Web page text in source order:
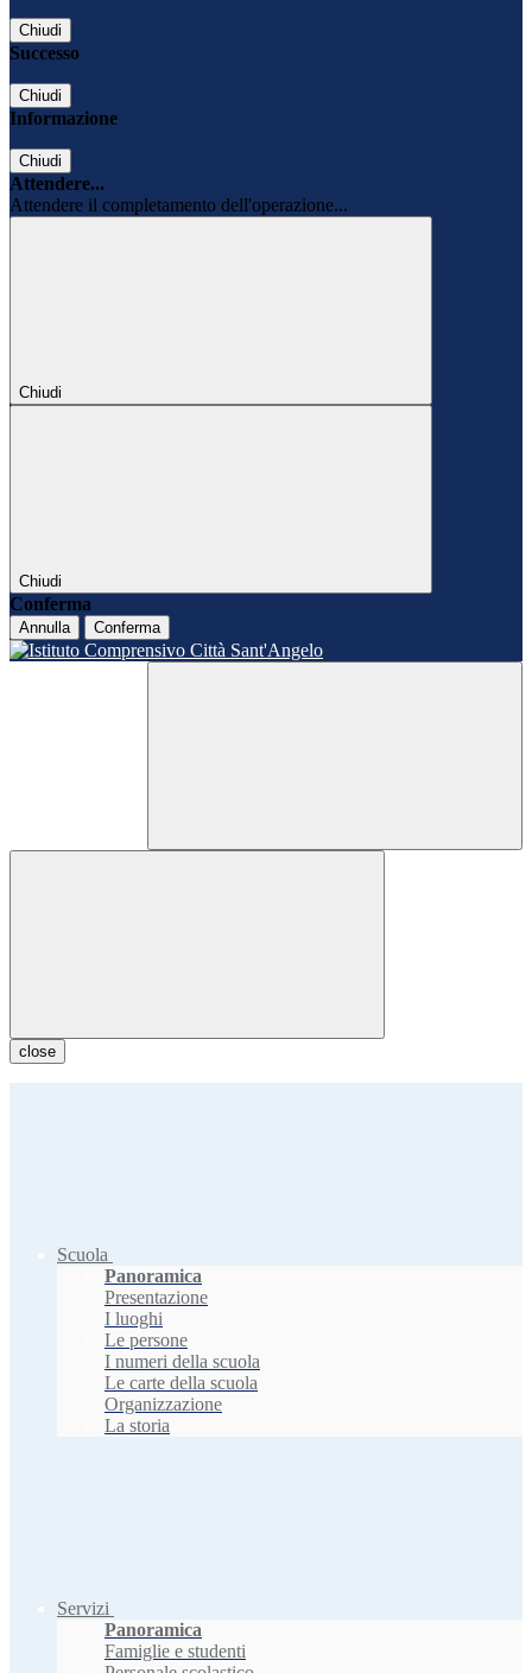
Chiudi
Successo
Chiudi
Informazione
Chiudi
Attendere...
Attendere il completamento dell'operazione...
Chiudi
Chiudi
Conferma
Annulla Conferma
close
Scuola
Panoramica
Presentazione
I luoghi
Le persone
I numeri della scuola
Le carte della scuola
Organizzazione
La storia
Servizi
Panoramica
Famiglie e studenti